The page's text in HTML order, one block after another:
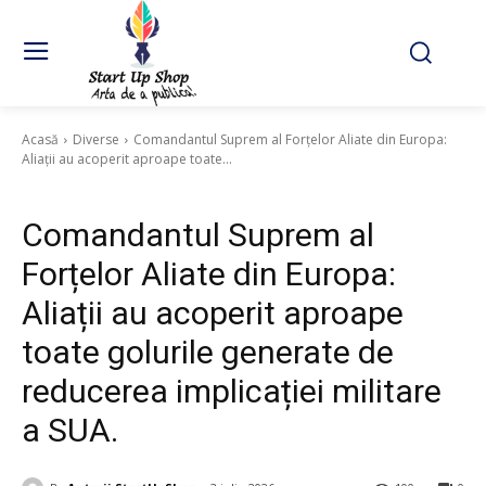
Acasă Diverse
Comandantul Suprem al Forțelor Aliate din Europa:
Aliații au acoperit aproape toate...
Comandantul Suprem al
Forțelor Aliate din Europa:
Aliații au acoperit aproape
toate golurile generate de
reducerea implicației militare
a SUA.